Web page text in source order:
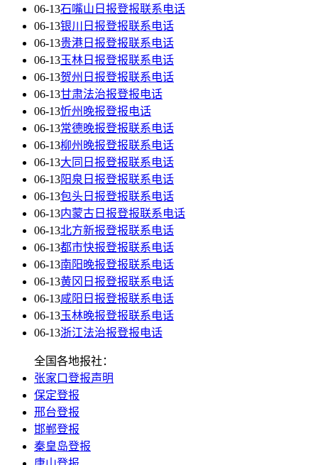
06-13石嘴山日报登报联系电话
06-13银川日报登报联系电话
06-13贵港日报登报联系电话
06-13玉林日报登报联系电话
06-13贺州日报登报联系电话
06-13甘肃法治报登报电话
06-13忻州晚报登报电话
06-13常德晚报登报联系电话
06-13柳州晚报登报联系电话
06-13大同日报登报联系电话
06-13阳泉日报登报联系电话
06-13包头日报登报联系电话
06-13内蒙古日报登报联系电话
06-13北方新报登报联系电话
06-13都市快报登报联系电话
06-13南阳晚报登报联系电话
06-13黄冈日报登报联系电话
06-13咸阳日报登报联系电话
06-13玉林晚报登报联系电话
06-13浙江法治报登报电话
全国各地报社：
张家口登报声明
保定登报
邢台登报
邯郸登报
秦皇岛登报